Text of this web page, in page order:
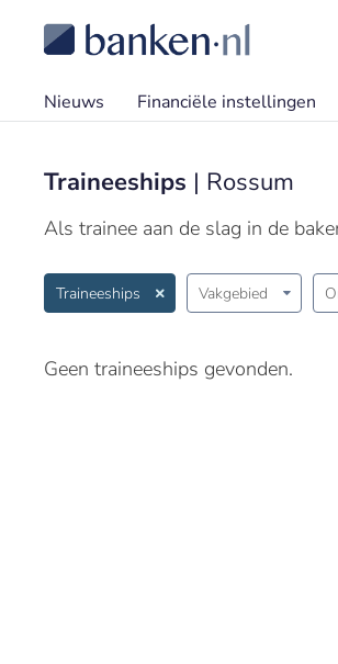
Nieuws Financiële instellingen
Traineeships | Rossum
Als trainee aan de slag in de
Traineeships Vakgebied
Geen traineeships gevonden.